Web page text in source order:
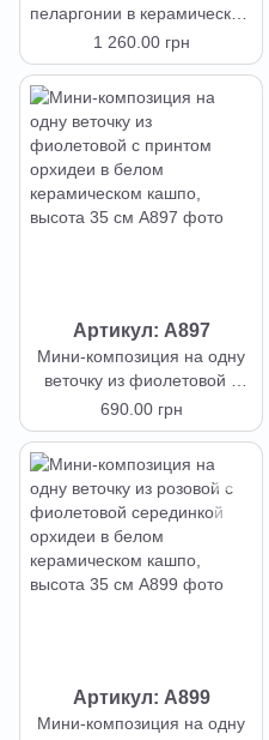
пеларгонии в керамическом
горшке, высота 30 см
1 260.00 грн
Артикул: А897
Мини-композиция на одну
веточку из фиолетовой с
принтом орхидеи в белом
керамическом кашпо,
690.00 грн
Артикул: А899
Мини-композиция на одну